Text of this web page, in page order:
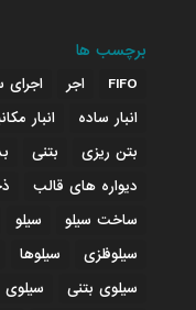
برچسب ها
FIFO اجر اجرای
انبار ساده
انبار
بتن ریزی
بتنی
دیواره های قالب
ساخت سیلو
سیلو
سیلوفلزی
سیلوها
سیلوی بتنی
سیلوی